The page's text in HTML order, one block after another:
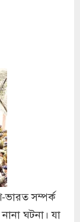
ভারত সম্পর্ক
ঘটনা। যা